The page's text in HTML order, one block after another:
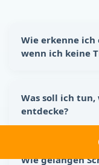
Wie erkenne ich
wenn ich keine
Wänden oder
Auch beschädigte
Was soll ich
entdecke?
und Spalten
eine nachhaltige
Wie gelangen